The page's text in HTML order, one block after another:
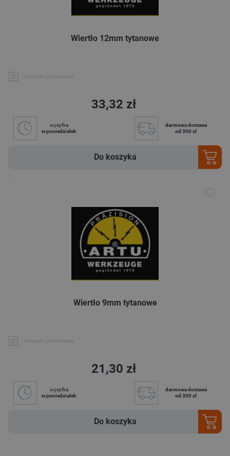
Wiertło 12mm tytanowe
dodaj do porównania
33,32 zł
wysyłka
w poniedziałek
darmowa dostawa
od 300 zł
Do koszyka
Wiertło 9mm tytanowe
dodaj do porównania
21,30 zł
wysyłka
w poniedziałek
darmowa dostawa
od 300 zł
Do koszyka